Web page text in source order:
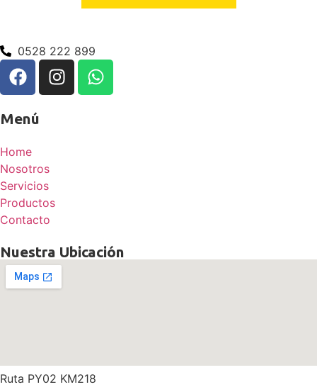
0528 222 899
Menú
Home
Nosotros
Servicios
Productos
Contacto
Nuestra Ubicación
Ruta PY02 KM218